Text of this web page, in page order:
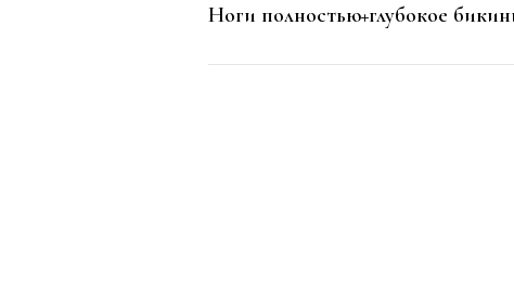
Ноги полностью+глубокое